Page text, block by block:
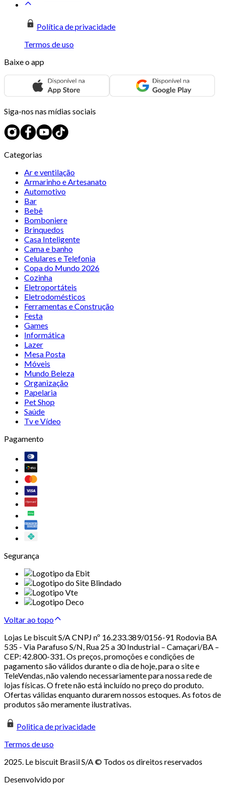
Política de privacidade
Termos de uso
Baixe o app
Siga-nos nas mídias sociais
Categorias
Ar e ventilação
Armarinho e Artesanato
Automotivo
Bar
Bebê
Bomboniere
Brinquedos
Casa Inteligente
Cama e banho
Celulares e Telefonia
Copa do Mundo 2026
Cozinha
Eletroportáteis
Eletrodomésticos
Ferramentas e Construção
Festa
Games
Informática
Lazer
Mesa Posta
Móveis
Mundo Beleza
Organização
Papelaria
Pet Shop
Saúde
Tv e Vídeo
Pagamento
Segurança
Voltar ao topo
Lojas Le biscuit S/A CNPJ nº 16.233.389/0156-91 Rodovia BA
535 - Via Parafuso S/N, Rua 25 a 30 Industrial – Camaçari/BA –
CEP: 42.800-331. Os preços, promoções e condições de
pagamento são válidos durante o dia de hoje, para o site e
TeleVendas, não valendo necessariamente para nossa rede de
lojas físicas. O frete não está incluído no preço do produto.
Ofertas válidas enquanto durarem nossos estoques. As fotos de
produtos são meramente ilustrativas.
Politica de privacidade
Termos de uso
2025. Le biscuit Brasil S/A © Todos os direitos reservados
Desenvolvido por